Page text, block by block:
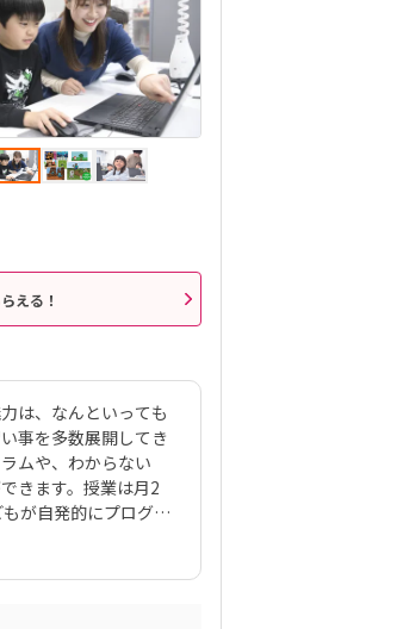
える！
は、なんといっても
事を多数展開してき
ムや、わからない
きます。授業は月2
が自発的にプログラ
この時間になってい
もとっつきやすいビ
初めて、エンジニアが